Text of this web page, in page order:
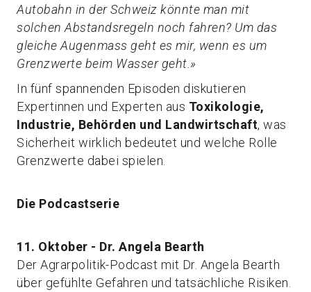
Autobahn in der Schweiz könnte man mit
solchen Abstandsregeln noch fahren? Um das
gleiche Augenmass geht es mir, wenn es um
Grenzwerte beim Wasser geht.»
In fünf spannenden Episoden diskutieren
Expertinnen und Experten aus Toxikologie,
Industrie, Behörden und Landwirtschaft, was
Sicherheit wirklich bedeutet und welche Rolle
Grenzwerte dabei spielen.
Die Podcastserie
11. Oktober - Dr. Angela Bearth
Der Agrarpolitik-Podcast mit Dr. Angela Bearth
über gefühlte Gefahren und tatsächliche Risiken.